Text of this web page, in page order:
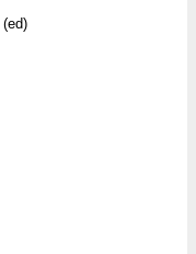
(ed)